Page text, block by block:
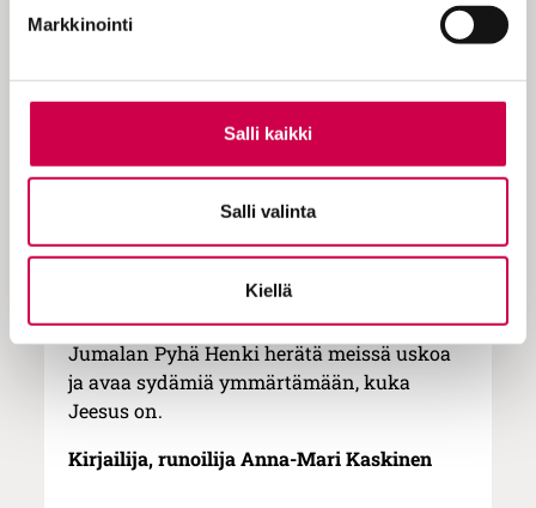
Markkinointi
Salli kaikki
Salli valinta
Kiellä
Jeesuksen sanoma ei ole tarkoitettu vain
israelilaisille. Hänen tehtävänsä on paljon
loukkaantuivat Jeesuksen puheista niin
paljon että ajoivat hänet jyrkänteelle
syöstäkseen hänet sieltä alas.
Mekään emme voi uskoa Jeesukseen, ellei
Jumalan Pyhä Henki herätä meissä uskoa
ja avaa sydämiä ymmärtämään, kuka
Jeesus on.
Kirjailija, runoilija Anna-Mari Kaskinen